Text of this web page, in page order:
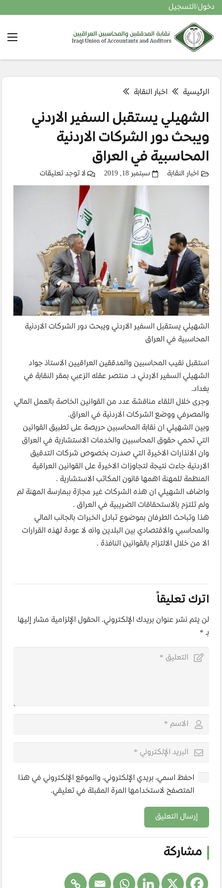
دخول/التسجيل
الرئيسية اخبار النقابة
الشهيلي يستقبل السفير الاردني
ويبحث دور الشركات الاردنية
المحاسبية في العراق
اخبار النقابة سبتمبر 18, 2019 لا توجد تعليقات
الشهيلي يستقبل السفير الاردني ويبحث دور الشركات الاردنية
المحاسبية في العراق
استقبل نقيب المحاسبين والمدققين العراقيين الاستاذ جواد
الشهيلي السفير الاردني د. منتصر عقله الزعبي بمقر النقابة في
بغداد.
وجرى خلال اللقاء مناقشة عدد من القوانين الخاصة بالعمل المالي
والمصرفي ووضع الشركات الاردنية في العراق.
وبين الشهيلي ان نقابة المحاسبين حريصة على تطبيق القوانين
التي تحمي حقوق المحاسبين والخدمات الاستشارية في العراق
وان الانذارات الاخيرة التي صدرت بخصوص شركات التدقيق
الاردنية جاءت نتيجة لتجاوزات الاخيرة على القوانين العراقية
المنظمة للمهنة اهمها قانون المكاتب الاستشارية .
واضاف الشهيلي ان هذه الشركات غير مجازة ببمارسة المهنة لم
ولم تلتزم بالاستحقاقات الضريبية في العراق .
هذا وتباحث الطرفان بموضوع تبادل الخبرات بالجانب المالي
والمحاسبي والاقتصادي بين البلدين وانه لا عودة لهذه القرارات
الا من خلال الالتزام بالقوانين النافذة .
اترك تعليقاً
لن يتم نشر عنوان بريدك الإلكتروني. الحقول الإلزامية مشار إليها
بـ *
احفظ اسمي، بريدي الإلكتروني، والموقع الإلكتروني في هذا
المتصفح لاستخدامها المرة المقبلة في تعليقي.
إرسال التعليق
مشاركة